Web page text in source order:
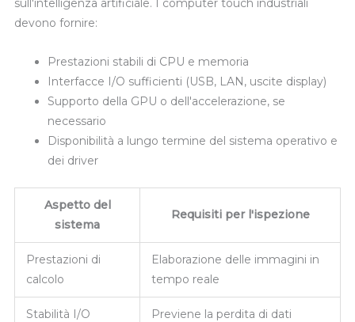
sull'intelligenza artificiale. I computer touch industriali
devono fornire:
Prestazioni stabili di CPU e memoria
Interfacce I/O sufficienti (USB, LAN, uscite display)
Supporto della GPU o dell'accelerazione, se
necessario
Disponibilità a lungo termine del sistema operativo e
dei driver
Aspetto del
sistema
Requisiti per l'ispezione
Prestazioni di
calcolo
Elaborazione delle immagini in
tempo reale
Stabilità I/O Previene la perdita di dati